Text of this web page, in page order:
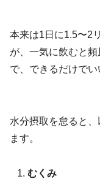
本来は1日に1.5〜2
が、一気に飲むと
で、できるだけでい
水分摂取を怠ると
ます。
むくみ